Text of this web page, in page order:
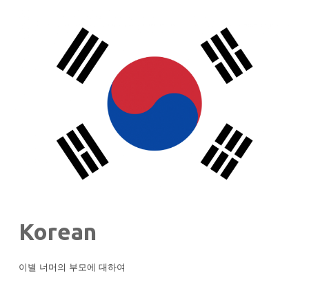
Korean
이별 너머의 부모에 대하여